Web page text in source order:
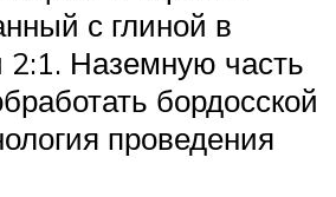
с глиной в
2:1. Наземную часть
бордосской
проведения